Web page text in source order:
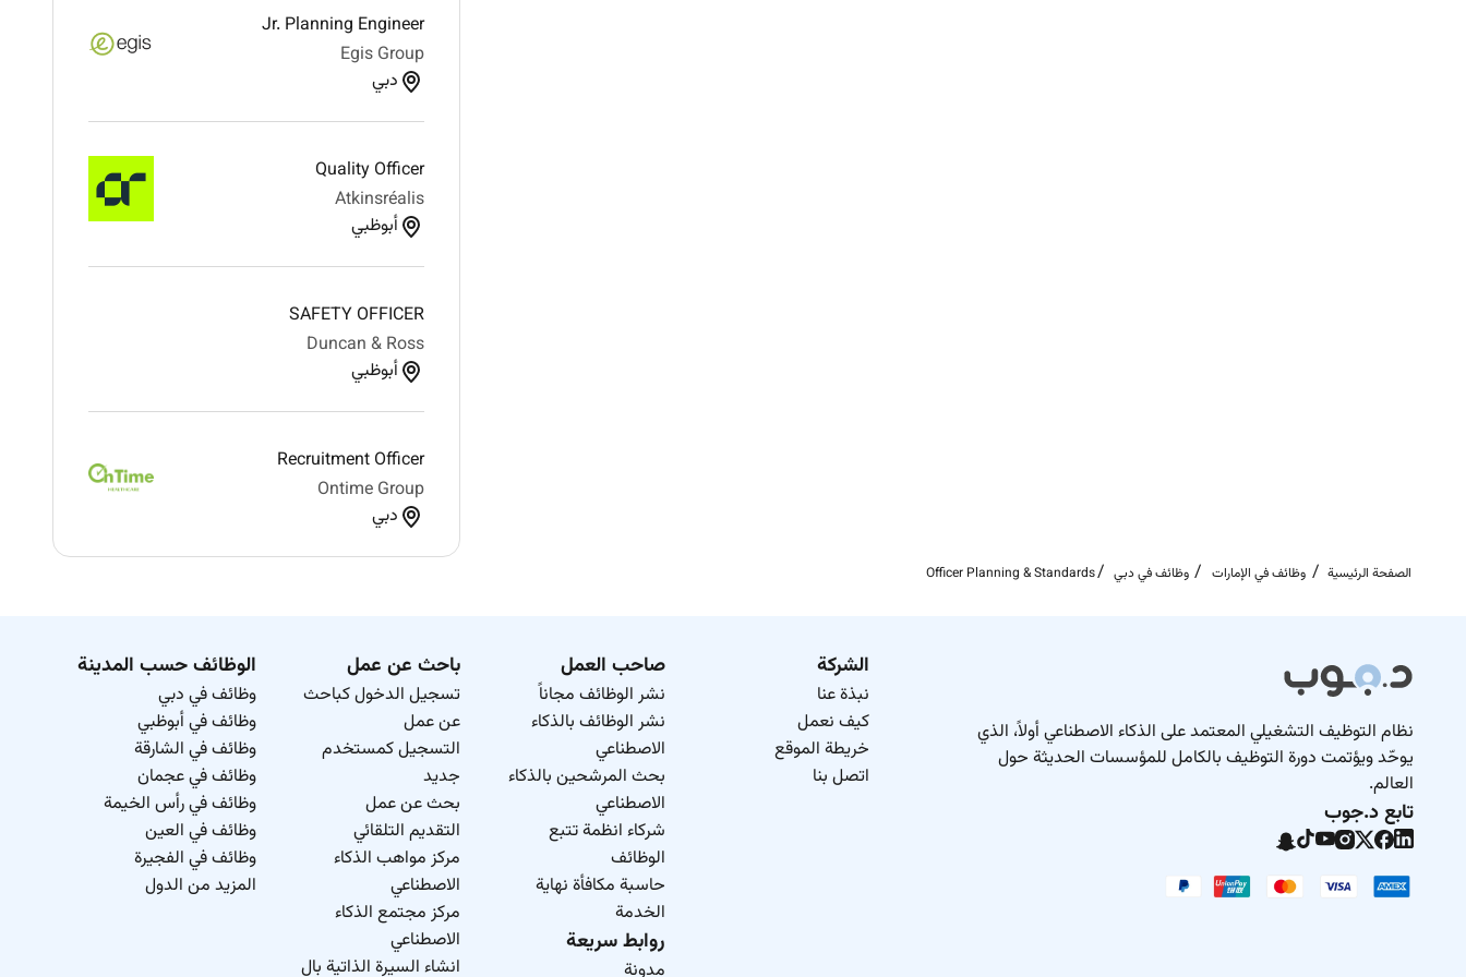
Jr. Planning Engineer
Egis Group
دبي
Quality Officer
Atkinsréalis
أبوظبي
SAFETY OFFICER
Duncan & Ross
أبوظبي
Recruitment Officer
Ontime Group
دبي
الصفحة الرئيسية وظائف في الإمارات وظائف في دبي Officer Planning & Standards
نظام التوظيف التشغيلي المعتمد على الذكاء الاصطناعي أولاً، الذي
يوحّد ويؤتمت دورة التوظيف بالكامل للمؤسسات الحديثة حول
العالم.
تابع د.جوب
الشركة
نبذة عنا
كيف نعمل
خريطة الموقع
اتصل بنا
صاحب العمل
نشر الوظائف مجاناً
نشر الوظائف بالذكاء
الاصطناعي
بحث المرشحين بالذكاء
الاصطناعي
شركاء انظمة تتبع
الوظائف
حاسبة مكافأة نهاية
الخدمة
روابط سريعة
مدونة
باحث عن عمل
تسجيل الدخول كباحث
عن عمل
التسجيل كمستخدم
جديد
بحث عن عمل
التقديم التلقائي
مركز مواهب الذكاء
الاصطناعي
مركز مجتمع الذكاء
الاصطناعي
انشاء السيرة الذاتية بال
الوظائف حسب المدينة
وظائف في دبي
وظائف في أبوظبي
وظائف في الشارقة
وظائف في عجمان
وظائف في رأس الخيمة
وظائف في العين
وظائف في الفجيرة
المزيد من الدول